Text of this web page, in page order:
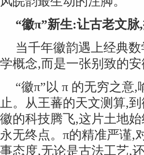
“徽π”新生:让古老文脉
当千年徽韵遇上经典
学概念,而是一张别致的
“徽π”以 π 的无穷之意
止。从王蕃的天文测算,
徽的科技腾飞,这片土地
永无终点。π的精准严谨,
事态度,无论是古法工艺,